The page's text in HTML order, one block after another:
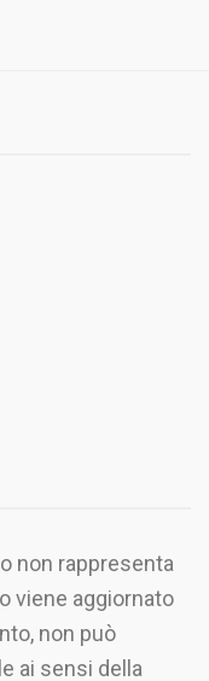
non rappresenta
viene aggiornato
non può
ai sensi della